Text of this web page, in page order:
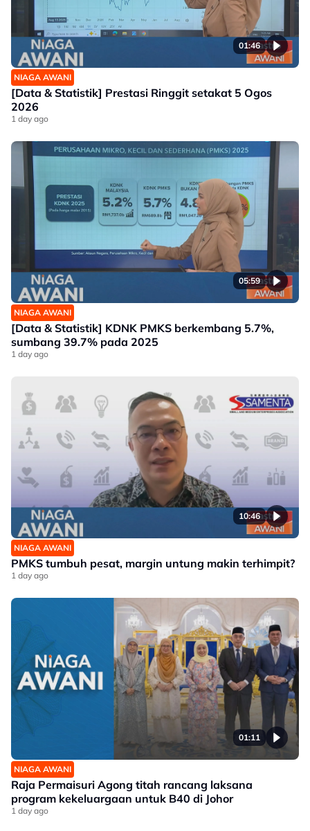
01:46
NIAGA AWANI
[Data & Statistik] Prestasi Ringgit setakat 5 Ogos
2026
1 day ago
05:59
NIAGA AWANI
[Data & Statistik] KDNK PMKS berkembang 5.7%,
sumbang 39.7% pada 2025
1 day ago
10:46
NIAGA AWANI
PMKS tumbuh pesat, margin untung makin terhimpit?
1 day ago
01:11
NIAGA AWANI
Raja Permaisuri Agong titah rancang laksana
program kekeluargaan untuk B40 di Johor
1 day ago